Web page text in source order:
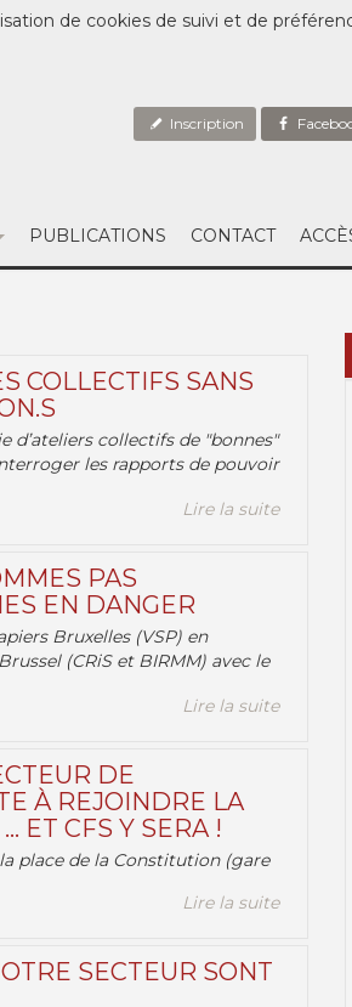
de cookies de suivi et de
Inscription
PUBLICATIONS CONTACT
COLLECTIFS SANS
d’ateliers collectifs de "bonnes"
les rapports de pouvoir
Lire la suite
PAS
EN DANGER
Bruxelles (VSP) en
(CRiS et BIRMM) avec le
Lire la suite
DE
À REJOINDRE LA
ET CFS Y SERA !
place de la Constitution (gare
Lire la suite
SECTEUR SONT